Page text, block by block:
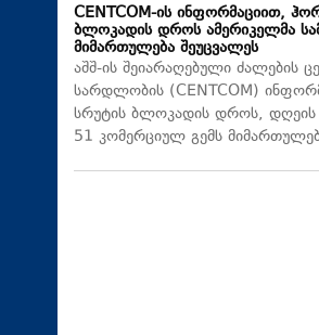
CENTCOM-ის ინფორმაციით,
ბლოკადის დროს ამერიკელმა
მიმართულება შეუცვალეს
აშშ-ის შეიარაღებული ძალების
სარდლობის (CENTCOM)
სრუტის ბლოკადის დროს,
51 კომერციულ გემს